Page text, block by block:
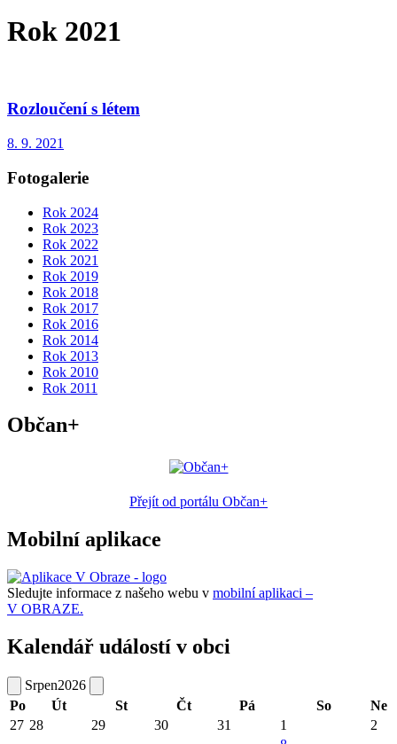
Rok 2021
Rozloučení s létem
8. 9. 2021
Fotogalerie
Rok 2024
Rok 2023
Rok 2022
Rok 2021
Rok 2019
Rok 2018
Rok 2017
Rok 2016
Rok 2014
Rok 2013
Rok 2010
Rok 2011
Občan+
Přejít od portálu Občan+
Mobilní aplikace
Sledujte informace z našeho webu v mobilní aplikaci –
V OBRAZE.
Kalendář událostí v obci
Srpen2026
Po
Út St Čt Pá So
Ne
27 28 29 30 31 1 2